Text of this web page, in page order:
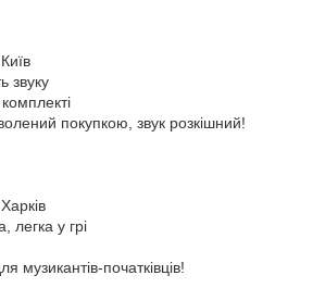
звуку
покупкою, звук розкішний!
у грі
музикантів-початківців!